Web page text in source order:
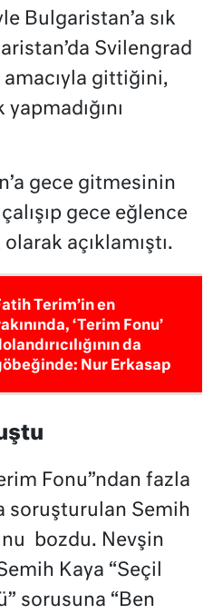
Bulgaristan’a sık
Svilengrad
gittiğini,
gece gitmesinin
gece eğlence
açıklamıştı.
Terim’in en
‘Terim Fonu’
da
Nur Erkasap
Fonu”ndan fazla
soruşturulan Semih
bozdu. Nevşin
Kaya “Seçil
sorusuna “Ben